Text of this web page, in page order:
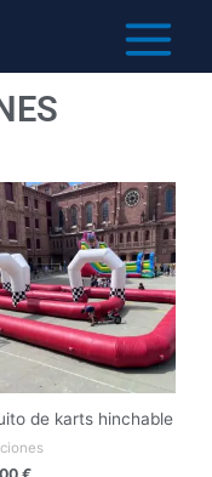
de karts hinchable